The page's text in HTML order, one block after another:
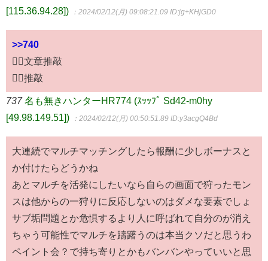
[115.36.94.28])
：2024/02/12(月) 09:08:21.09 ID:jg+KHjGD0
>>740
🙅‍♂文章推敲
🙆‍♂推敲
737 名も無きハンターHR774 (ｽｯｯﾌﾟ Sd42-m0hy
[49.98.149.51])
：2024/02/12(月) 00:50:51.89 ID:y3acgQ4Bd
大連続でマルチマッチングしたら報酬に少しボーナスと
か付けたらどうかね
あとマルチを活発にしたいなら自らの画面で狩ったモン
スは他からの一狩りに反応しないのはダメな要素でしょ
サブ垢問題とか危惧するより人に呼ばれて自分のが消え
ちゃう可能性でマルチを躊躇うのは本当クソだと思うわ
ペイント会？で持ち寄りとかもバンバンやっていいと思